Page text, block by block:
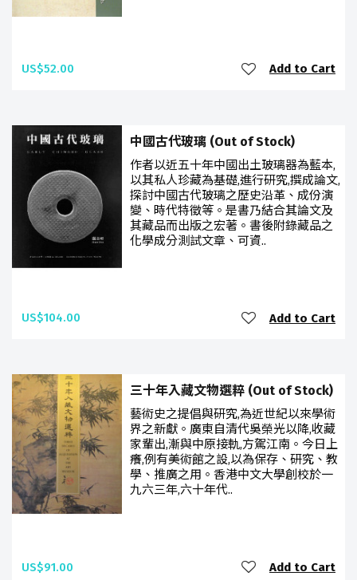
US$52.00 Add to Cart
中國古代玻璃 (Out of Stock)
作者以近五十年中國出土玻璃器為藍本,
以其私人珍藏為基礎,進行研究,撰成論文,
探討中國古代玻璃之歷史沿革、成份演
變、時代特徵等。是書乃結合其論文及
其藏品而出版之宏著。書後附錄藏品之
化學成分測試文章、可資..
US$104.00 Add to Cart
三十年入藏文物選粹 (Out of Stock)
藝術史之提倡與研究,為近世紀以來學術
界之新獻。廣東自清代吳榮光以降,收藏
家輩出,漸與中原接軌,方駕江南。今日上
癢,例有美術館之設,以為保存、研究、教
學、推廣之用。香港中文大學創校於一
九六三年,六十年代..
US$91.00 Add to Cart